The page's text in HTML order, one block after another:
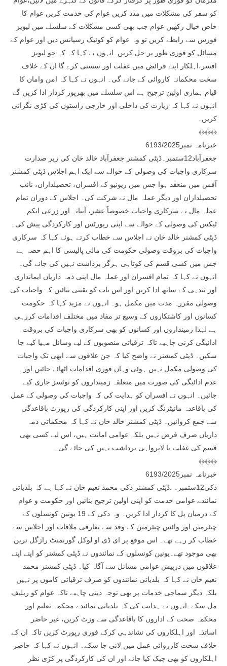
کو سفر کی مشکلات میں مدد کریں عوام کی خدمت کریں عوام کا
خاص خیال رکھیں عوام جب بھی کسی مشکلات کے سلسلے میں لیویز
فورس سے رابطے کریں تو وہ عوام کو کوئیک رسپانس دیں اور عوام کے
مسائل کو فوری طور پر حل کریں۔انہوں نے کہا کہ کہ جو لیویز
افسر،اہلکار اپنے فرائض میں غفلت اور سستی کرے گا ان کے خلاف
سخت محکمانہ کاروائی کے جانے گی۔ انہوں نے کہا کہ امن وامان کا
قیام ہماری اولین ترجیح ہے اس سلسلے میں بھرپور کردار ادا کریں گے
انہوں نے کہا کہ زیارت کی داخلی اور خارجی راستوں کی کڑی نگرانی
کریں۔
﴾﴿﴾﴿﴾﴿
خبرنامہ نمبر6193/2025
جعفرآباد12ستمبر۔ڈپٹی کمشنر جعفرآباد خالد خان کی زیر صدارت
سرکاری واجبات کی وصولی کے حوالے سے ایک اہم اجلاس ڈپٹی کمشنر
آفس میں منعقد ہوا جس میں ریونیو کے افسران، تحصیلداران، نائب
تحصیلداران اور دیگر عملہ مال نے شرکت کی۔ اجلاس کے دوران تمام
عملہ مال نے سرکاری واجبات خصوصاً عشر، آبیانہ اور زرعی انکم
ٹیکس کی وصولی کے حوالے سے اپنی رپورٹس اور کارکردگی پیش کی۔
ڈپٹی کمشنر خالد خان نے اجلاس سے خطاب کرتے ہوئے کہا کہ سرکاری
واجبات کی بروقت وصولی حکومت کی مالی پالیسی کا اہم حصہ ہے
جس میں کسی قسم کی کوتاہی ہرگز برداشت نہیں کی جائے گی۔
انہوں نے کہا کہ تمام افسران اور عملہ مال اپنی ذمہ داریاں ایمانداری
اور تندہی کے ساتھ ادا کریں اور اس بات کو یقینی بنائیں کہ واجبات کی
وصولی مقررہ مدت میں مکمل ہو۔ انہوں نے مزید کہا کہ حکومت
کسانوں اور کاشتکاروں کے وسیع تر مفاد میں مختلف اقدامات کررہی
ہے لہٰذا زمینداروں اور کسانوں کو بھی سرکاری واجبات کی بروقت
ادائیگی کرنی چاہیے تاکہ ترقیاتی منصوبوں کے لیے وسائل مہیا کیے جا
سکیں۔ ڈپٹی کمشنر نے واضح کیا کہ جن علاقوں سے ابھی تک واجبات
کی وصولی مکمل نہیں ہوئی وہاں فوری اقدامات اٹھائے جائیں اور
عدم ادائیگی کی صورت میں متعلقہ زمینداروں کو نوٹسز جاری کیے
جائیں۔ انہوں نے افسران کو ہدایت کی کہ واجبات کی وصولی کے عمل
کی باقاعدہ مانیٹرنگ کریں اور اپنی کارکردگی کی رپورٹ باقاعدگی
سے جمع کروائیں۔ ڈپٹی کمشنر خالد خان نے کہا کہ محکماتی ذمہ
داریاں صرف فرض نہیں بلکہ عوامی امانت ہیں، اس لیے کسی بھی
قسم کی غفلت یا لاپرواہی برداشت نہیں کی جائے گی۔
﴾﴿﴾﴿﴾﴿
خبرنامہ نمبر6193/2025
دکی12ستمبر۔ .ڈپٹی کمشنر دکی محمد نعیم خان نے کہا ہے کہ بلدیاتی
نمائندے عوامی خدمت کو اپنی اولین ترجیح بنائیں اور حکومت و عوام
کے درمیان پل کا کردار ادا کریں۔ وہ دکی کے 19 یونین کونسلوں کے
چیئرمین اور وائس چیئرمین کے وفد سے تعارفی ملاقات اور اجلاس سے
خطاب کر رہے تھے۔ اس موقع پر ای ڈی او لوکل گورنمنٹ رازگل ترین
بھی موجود تھے۔یونین کونسلوں کے نمائندوں نے ڈپٹی کمشنر کو اپنے اپنے
علاقوں میں درپیش عوامی مسائل سے آگاہ کیا۔ ڈپٹی کمشنر محمد
نعیم خان نے کہا کہ بلدیاتی نمائندوں کو صرف ترقیاتی کاموں پر نہیں
بلکہ دیگر سماجی خدمات پر بھی توجہ دینی چاہیے تاکہ عوام کو ریلیف
مل سکے۔انہوں نے ہدایت کی کہ بلدیاتی نمائندے محکمہ تعلیم اور
محکمہ صحت کے اداروں کا باقاعدگی سے وزٹ کریں، غیر حاضر
اساتذہ اور اہلکاروں کی نشاندہی کرکے فوری رپورٹ کریں تاکہ ان کے
خلاف سخت کارروائی عمل میں لائی جا سکے۔ انہوں نے کہا کہ حاضر
اہلکاروں کو بھی چیک کیا جائے اور ان کی کارکردگی پر کڑی نظر